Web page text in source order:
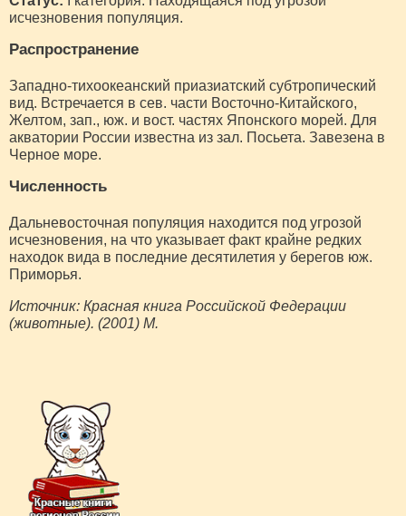
исчезновения популяция.
Распространение
Западно-тихоокеанский приазиатский субтропический
вид. Встречается в сев. части Восточно-Китайского,
Желтом, зап., юж. и вост. частях Японского морей. Для
акватории России известна из зал. Посьета. Завезена в
Черное море.
Численность
Дальневосточная популяция находится под угрозой
исчезновения, на что указывает факт крайне редких
находок вида в последние десятилетия у берегов юж.
Приморья.
Источник: Красная книга Российской Федерации
(животные). (2001) М.